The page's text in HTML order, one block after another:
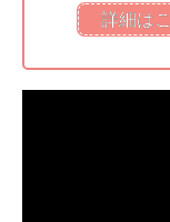
詳細は